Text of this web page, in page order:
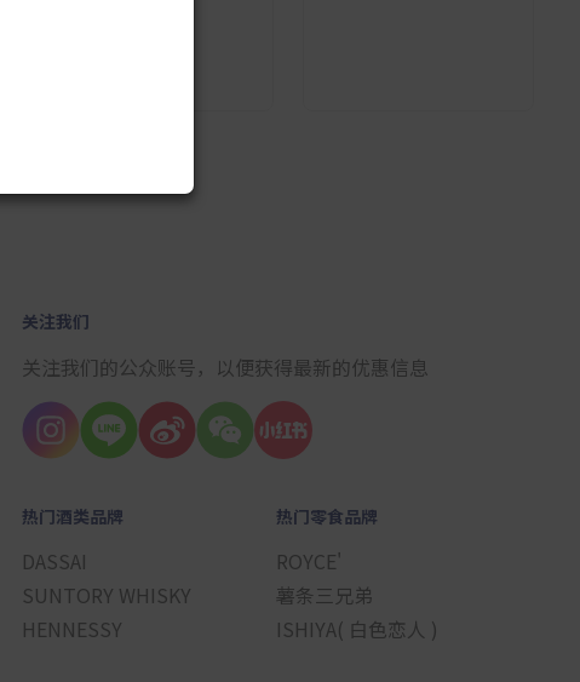
关注我们
关注我们的公众账号，以便获得最新的优惠信息
热门酒类品牌
DASSAI
SUNTORY WHISKY
HENNESSY
热门零食品牌
ROYCE'
薯条三兄弟
ISHIYA( 白色恋人 )